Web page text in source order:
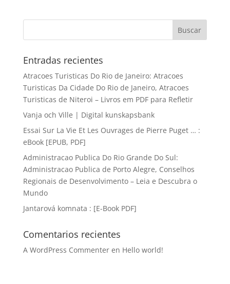
Entradas recientes
Atracoes Turisticas Do Rio de Janeiro: Atracoes
Turisticas Da Cidade Do Rio de Janeiro, Atracoes
Turisticas de Niteroi – Livros em PDF para Refletir
Vanja och Ville | Digital kunskapsbank
Essai Sur La Vie Et Les Ouvrages de Pierre Puget … :
eBook [EPUB, PDF]
Administracao Publica Do Rio Grande Do Sul:
Administracao Publica de Porto Alegre, Conselhos
Regionais de Desenvolvimento – Leia e Descubra o
Mundo
Jantarová komnata : [E-Book PDF]
Comentarios recientes
A WordPress Commenteren Hello world!